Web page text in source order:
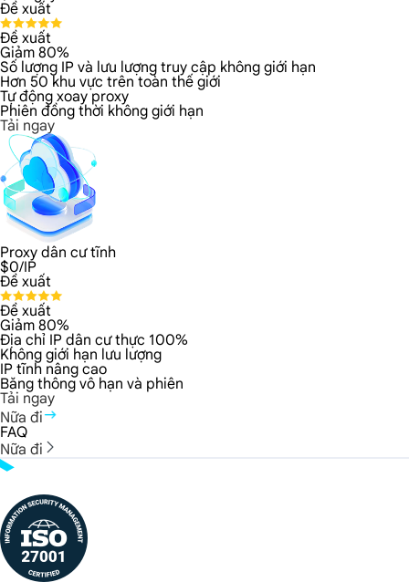
Đề xuất
Đề xuất
Giảm 80%
Số lượng IP và lưu lượng truy cập không giới hạn
Hơn 50 khu vực trên toàn thế giới
Tự động xoay proxy
Phiên đồng thời không giới hạn
Tải ngay
Proxy dân cư tĩnh
$0/IP
Đề xuất
Đề xuất
Giảm 80%
Địa chỉ IP dân cư thực 100%
Không giới hạn lưu lượng
IP tĩnh nâng cao
Băng thông vô hạn và phiên
Tải ngay
Nữa đi
FAQ
Nữa đi